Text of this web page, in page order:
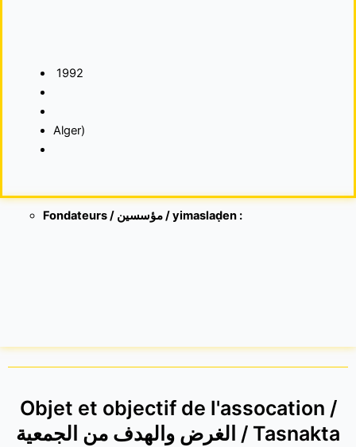
1992
Alger)
Fondateurs / مؤسسين / yimaslaḍen :
Objet et objectif de l'assocation /
الغرض والهدف من الجمعية / Tasnakta